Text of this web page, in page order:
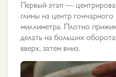
Первый этап —
глины на центр
миллиметра. Плотно
делать на больших
вверх, затем вниз.